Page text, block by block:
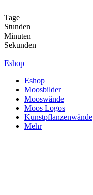
Inhalt
springen
Tage
Stunden
Minuten
Sekunden
Eshop
Eshop
Moosbilder
Mooswände
Moos Logos
Kunstpflanzenwände
Mehr